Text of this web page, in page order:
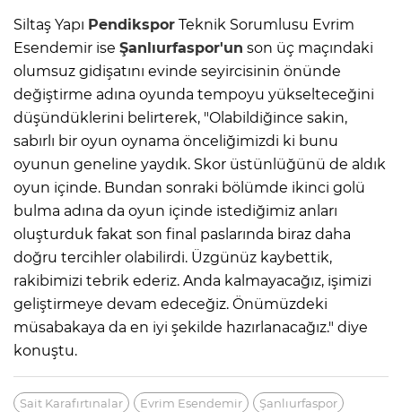
Siltaş Yapı Pendikspor Teknik Sorumlusu Evrim
Esendemir ise Şanlıurfaspor'un son üç maçındaki
olumsuz gidişatını evinde seyircisinin önünde
değiştirme adına oyunda tempoyu yükselteceğini
düşündüklerini belirterek, "Olabildiğince sakin,
sabırlı bir oyun oynama önceliğimizdi ki bunu
oyunun geneline yaydık. Skor üstünlüğünü de aldık
oyun içinde. Bundan sonraki bölümde ikinci golü
bulma adına da oyun içinde istediğimiz anları
oluşturduk fakat son final paslarında biraz daha
doğru tercihler olabilirdi. Üzgünüz kaybettik,
rakibimizi tebrik ederiz. Anda kalmayacağız, işimizi
geliştirmeye devam edeceğiz. Önümüzdeki
müsabakaya da en iyi şekilde hazırlanacağız." diye
konuştu.
Sait Karafırtınalar Evrim Esendemir
Şanlıurfaspor